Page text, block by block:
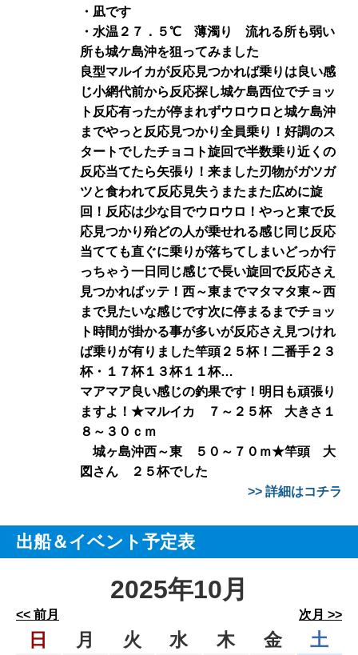
・凪です
・水温２７．５℃ 薄濁り 流れる所も弱い
所も城ケ島沖を狙ってみました
良型マルイカが反応見つかれば乗りは良い感
じ小網代前から反応探し城ケ島西位でチョッ
ト反応有ったが停まれずウロウロと城ケ島沖
までやっと反応見つかり全員乗り！好調のス
タートでしたチョコト旋回で半数乗り近くの
反応当てたら矢張り！来ました刃物がガツガ
ツと食われて反応見失うまたまた広めに旋
回！反応は少な目でウロウロ！やっと東で反
応見つかり殆どの人が乗せれる感じ同じ反応
当てても直ぐに乗りが落ちてしまいどっか行
っちゃう一日同じ感じで長い旋回で反応さえ
見つかればッテ！西～東までマタマタ東～西
まで見たいな感じです次に停まるまでチョッ
ト時間が掛かる事が多いが反応さえ見つけれ
ば乗りが有りました竿頭２５杯！二番手２３
杯・１７杯１３杯１１杯…
マアマア良い感じの釣果です！明日も頑張り
ますよ！★マルイカ ７～２５杯 大きさ１
８～３０ｃｍ
城ヶ島沖西～東 ５０～７０ｍ★竿頭 大
図さん ２５杯でした
>> 詳細はコチラ
出船＆イベント予定表
2025年10月
<< 前月 次月 >>
日 月 火 水 木 金 土